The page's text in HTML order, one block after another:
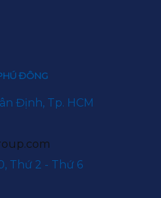
ĐÔNG
Định, Tp. HCM
Thứ 2 - Thứ 6